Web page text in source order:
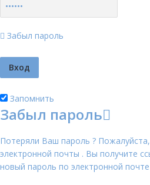
Забыл пароль
Запомнить
Забыл пароль
Потеряли Ваш пароль ?
электронной почты . Вы получите
новый пароль по электронной почте